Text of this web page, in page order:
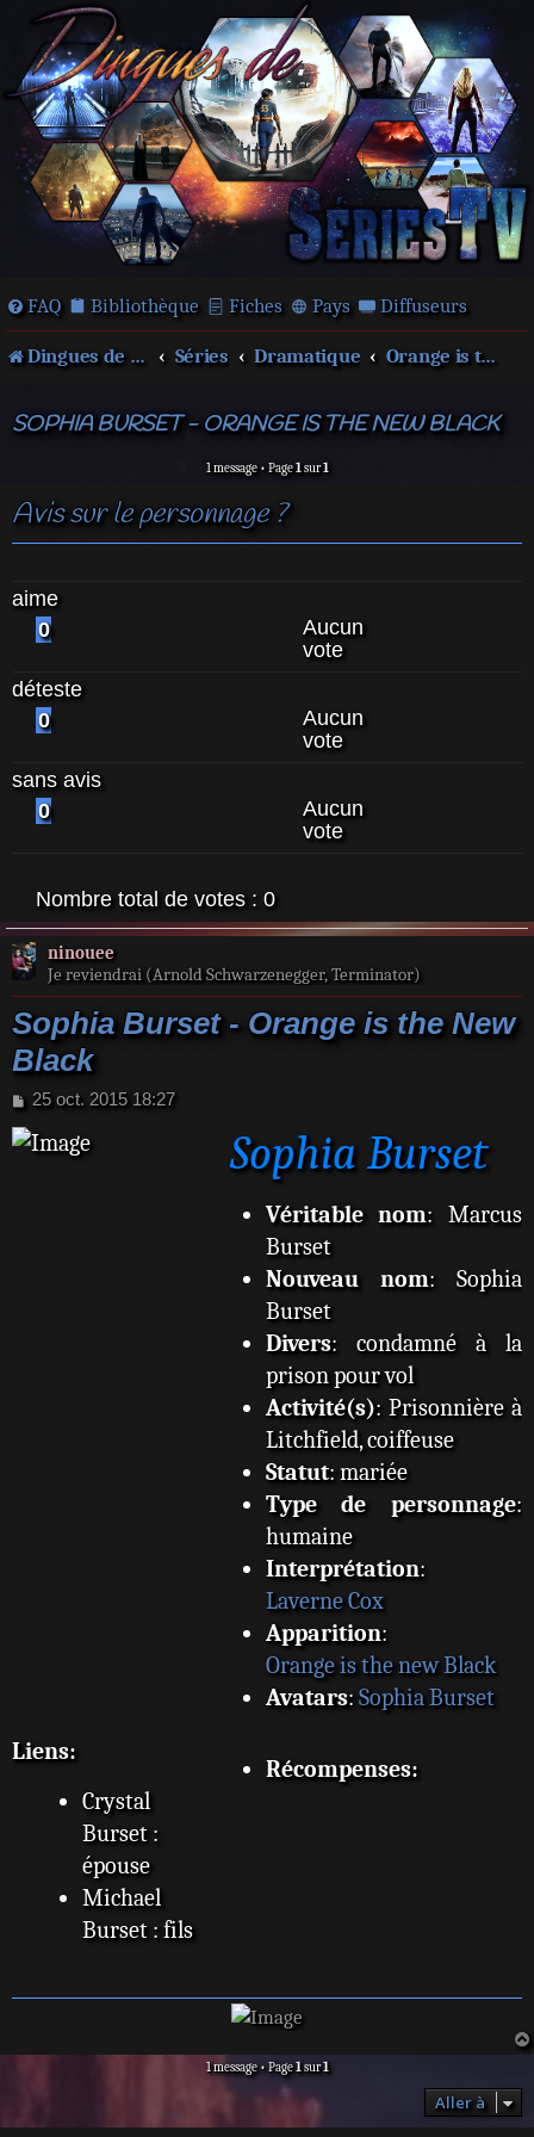
FAQ Bibliothèque Fiches Pays Diffuseurs
Dingues de séries télé ! Séries Dramatique Orange is the new Black
SOPHIA BURSET - ORANGE IS THE NEW BLACK
1 message • Page1sur1
Avis sur le personnage ?
aime
0
Aucun
vote
déteste
0
Aucun
vote
sans avis
0
Aucun
vote
Nombre total de votes : 0
ninouee
Je reviendrai (Arnold Schwarzenegger, Terminator)
Sophia Burset - Orange is the New
Black
M
s
25 oct. 2015 18:27
Sophia Burset
Véritable nom: Marcus
Burset
Nouveau nom: Sophia
Burset
Divers: condamné à la
prison pour vol
Activité(s): Prisonnière à
Litchfield, coiffeuse
Statut: mariée
Type de personnage:
humaine
Interprétation:
Laverne Cox
Apparition:
Orange is the new Black
Avatars: Sophia Burset
Liens:
Crystal
Burset :
épouse
Michael
Burset : fils
Récompenses:
1 message • Page1sur1
Aller à